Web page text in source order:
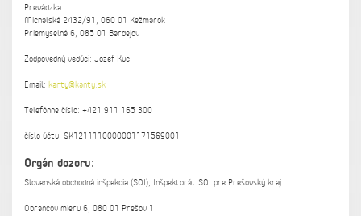
Prevádzka:
Michalská 2432/91, 060 01 Kežmarok
Priemyselná 6, 085 01 Bardejov
Zodpovedný vedúci: Jozef Kuc
Email: kanty@kanty.sk
Telefónne číslo: +421 911 165 300
číslo účtu: SK1211110000001171569001
Orgán dozoru:
Slovenská obchodná inšpekcia (SOI), Inšpektorát SOI pre Prešovský kraj
Obrancov mieru 6, 080 01 Prešov 1